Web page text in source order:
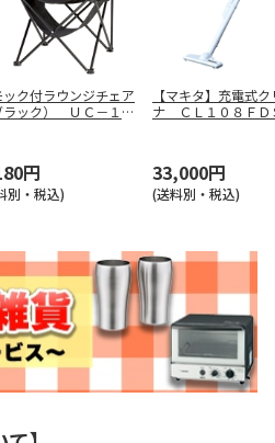
ク付ラウンジチェア
ラック） ＵＣ－１８
円
別・税込)
【マキタ】充電式
ナ ＣＬ１０８ＦＤ
33,000円
(送料別・税込)